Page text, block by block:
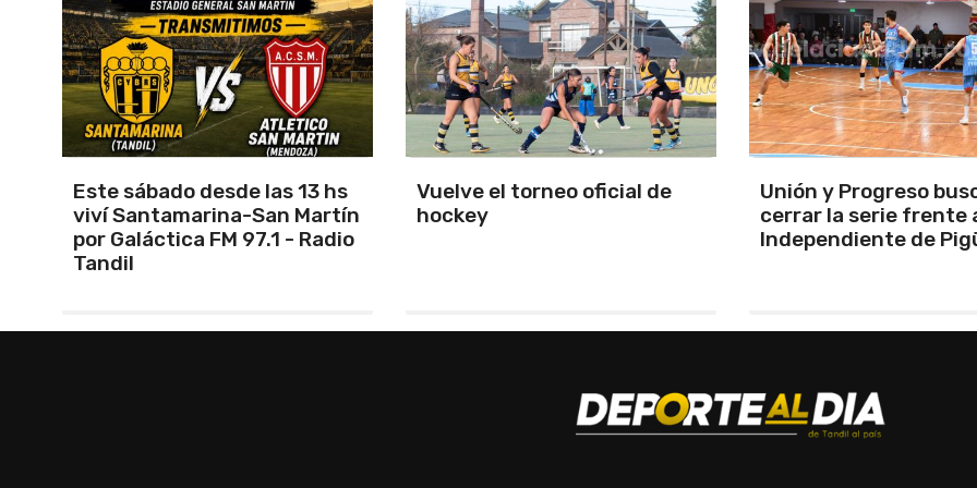
Vuelve el torneo oficial de
hockey
Unión y Progreso busca
cerrar la serie frente a
Se programó la
URD